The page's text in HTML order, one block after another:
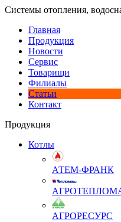
Системы отопления,
Главная
Продукция
Новости
Сервис
Товарищи
Филиалы
Статьи
Контакт
Продукция
Котлы
АТЕМ-ФРАНК
АГРОРЕСУРС